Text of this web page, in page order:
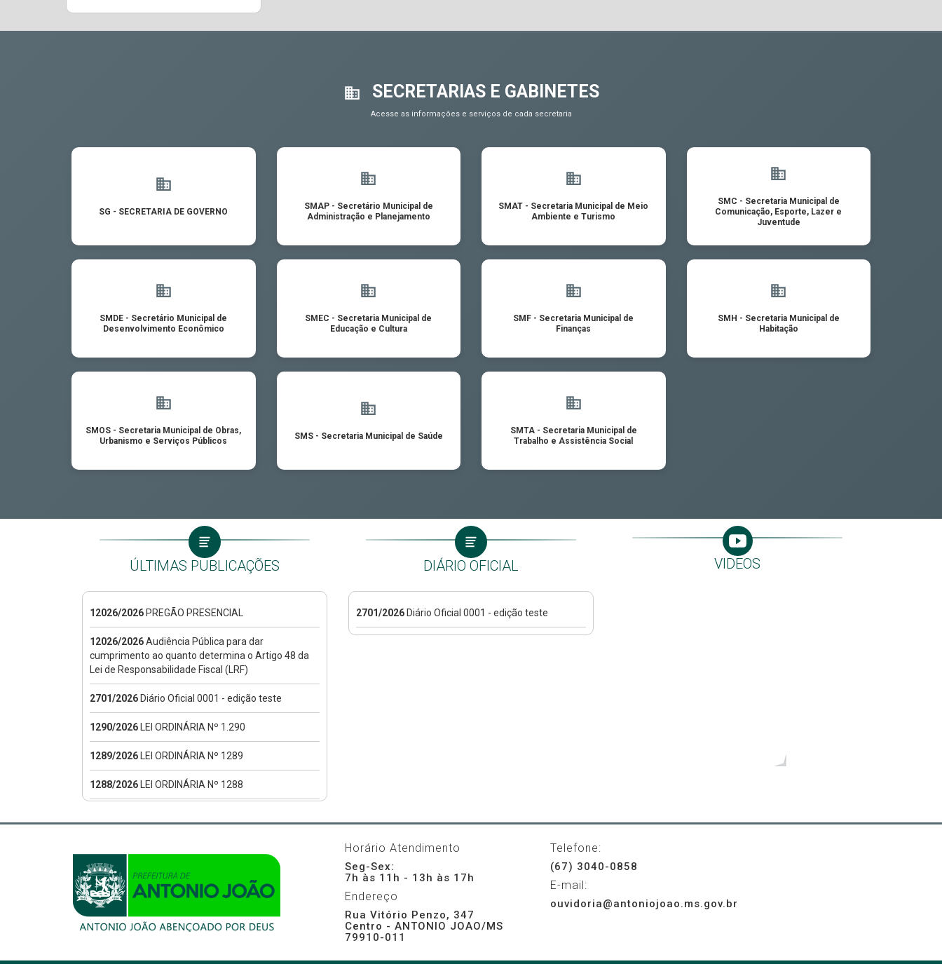
SECRETARIAS E GABINETES
Acesse as informações e serviços de cada secretaria
SG - SECRETARIA DE GOVERNO
SMAP - Secretário Municipal de
Administração e Planejamento
SMAT - Secretaria Municipal de Meio
Ambiente e Turismo
SMC - Secretaria Municipal de
Comunicação, Esporte, Lazer e
Juventude
SMDE - Secretário Municipal de
Desenvolvimento Econômico
SMEC - Secretaria Municipal de
Educação e Cultura
SMF - Secretaria Municipal de
Finanças
SMH - Secretaria Municipal de
Habitação
SMOS - Secretaria Municipal de Obras,
Urbanismo e Serviços Públicos
SMS - Secretaria Municipal de Saúde
SMTA - Secretaria Municipal de
Trabalho e Assistência Social
ÚLTIMAS PUBLICAÇÕES
12026/2026 PREGÃO PRESENCIAL
12026/2026Audiência Pública para dar
cumprimento ao quanto determina o Artigo 48 da
Lei de Responsabilidade Fiscal (LRF)
2701/2026 Diário Oficial 0001 - edição teste
1290/2026 LEI ORDINÁRIA Nº 1.290
1289/2026 LEI ORDINÁRIA Nº 1289
1288/2026 LEI ORDINÁRIA Nº 1288
162/2026 LEI COMPLEMENTAR Nº 162
161/2026 LEI COMPLEMENTAR MUNICIPAL Nº 161
101/2026INFORMATIVO - VTN 2026
DIÁRIO OFICIAL
2701/2026 Diário Oficial 0001 - edição teste
VIDEOS
Horário Atendimento
Seg-Sex:
7h às 11h - 13h às 17h
Endereço
Rua Vitório Penzo, 347
Centro - ANTONIO JOAO/MS
79910-011
Telefone:
(67) 3040-0858
E-mail:
ouvidoria@antoniojoao.ms.gov.br